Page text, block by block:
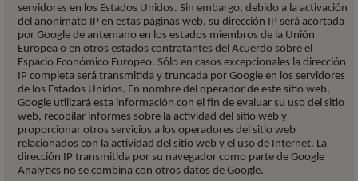
servidores en los Estados Unidos. Sin embargo, debido a la activación
del anonimato IP en estas páginas web, su dirección IP será acortada
por Google de antemano en los estados miembros de la Unión
Europea o en otros estados contratantes del Acuerdo sobre el
Espacio Económico Europeo. Sólo en casos excepcionales la dirección
IP completa será transmitida y truncada por Google en los servidores
de los Estados Unidos. En nombre del operador de este sitio web,
Google utilizará esta información con el fin de evaluar su uso del sitio
web, recopilar informes sobre la actividad del sitio web y
proporcionar otros servicios a los operadores del sitio web
relacionados con la actividad del sitio web y el uso de Internet. La
dirección IP transmitida por su navegador como parte de Google
Analytics no se combina con otros datos de Google.